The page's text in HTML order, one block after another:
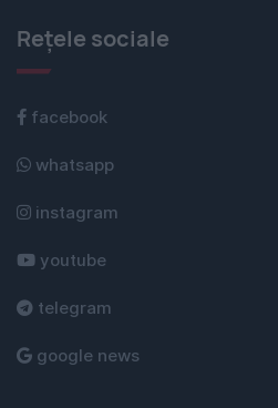
Rețele sociale
facebook
whatsapp
instagram
youtube
telegram
google news